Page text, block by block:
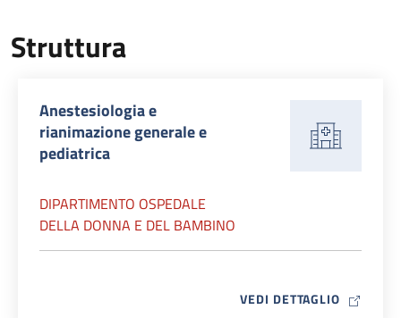
Struttura
Anestesiologia e
rianimazione generale e
pediatrica
DIPARTIMENTO OSPEDALE
DELLA DONNA E DEL BAMBINO
VEDI DETTAGLIO MAP ICON